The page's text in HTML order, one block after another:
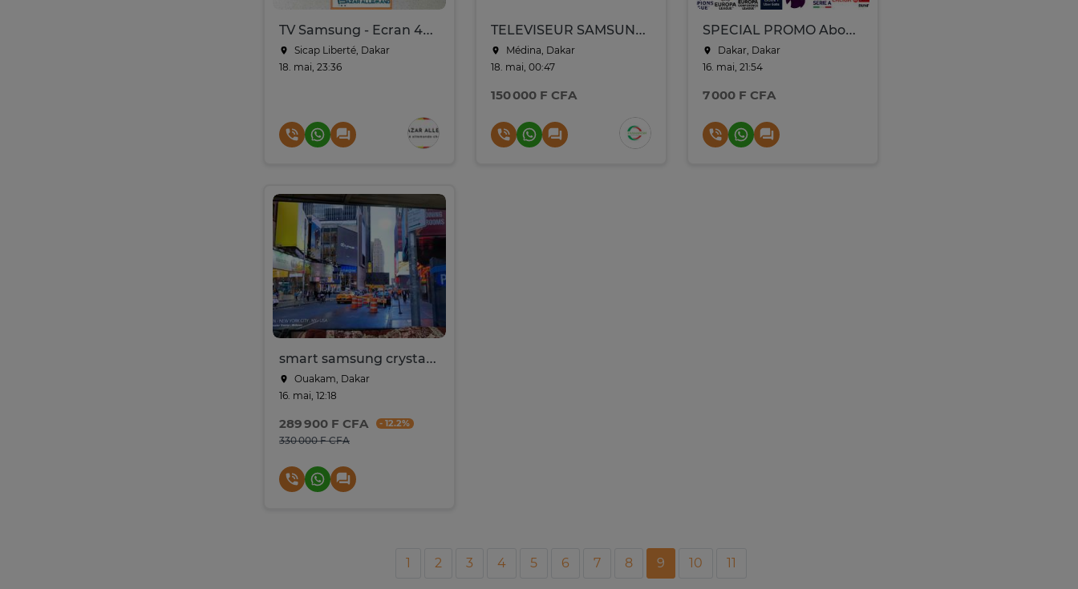
TV Samsung - Ecran 43’’ - 1080
Sicap Liberté, Dakar
18. mai, 23:36
TELEVISEUR SAMSUNG 43" SMART UA 43N5300AS
Médina, Dakar
18. mai, 00:47
150 000 F CFA
SPECIAL PROMO Abonnement IPTV - PROMO Coupe du Monde
Dakar, Dakar
16. mai, 21:54
7 000 F CFA
smart samsung crystal 55" uhd 4k full options
Ouakam, Dakar
16. mai, 12:18
289 900 F CFA - 12.2%
330 000 F CFA
1 2 3 4 5 6 7 8 9 10 11